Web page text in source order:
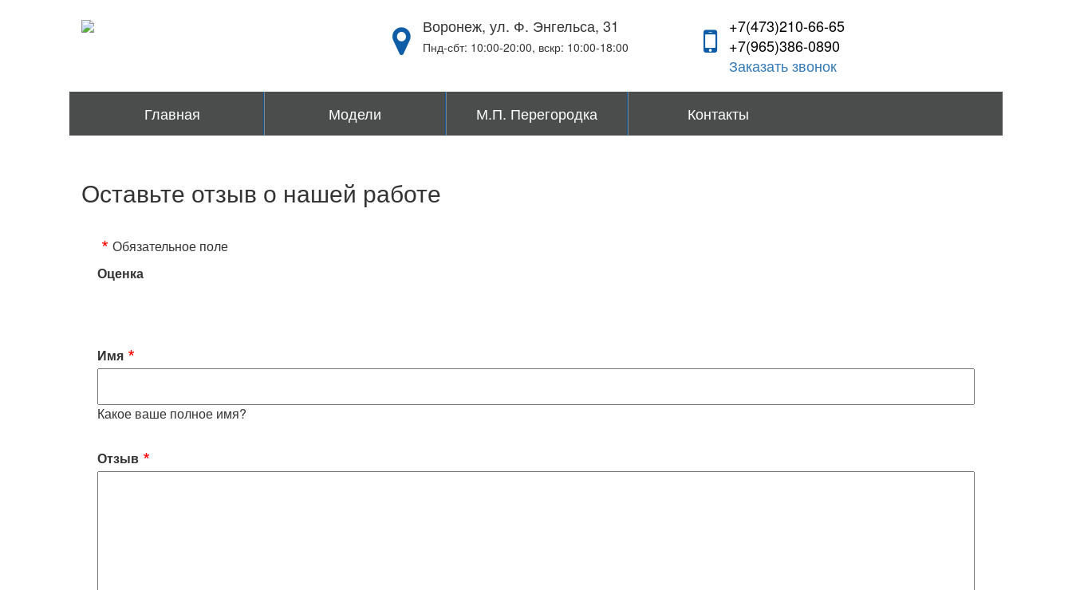
Воронеж, ул. Ф. Энгельса, 31
Пнд-сбт: 10:00-20:00, вскр: 10:00-18:00
+7(473)210-66-65
+7(965)386-0890
Заказать звонок
Главная Модели М.П. Перегородка Контакты
Оставьте отзыв о нашей работе
Обязательное поле
Оценка
Имя
Какое ваше полное имя?
Отзыв